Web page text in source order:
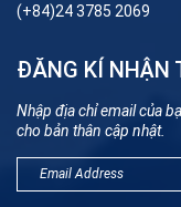
(+84)24 3785 2069
ĐĂNG KÍ NHẬN
Nhập địa chỉ email của
cho bản thân cập nhật.